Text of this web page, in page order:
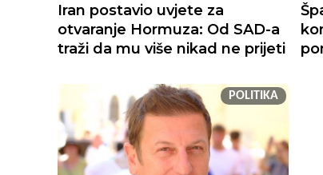
Iran postavio uvjete za
otvaranje Hormuza: Od SAD-a
traži da mu više nikad ne prijeti
POLITIKA